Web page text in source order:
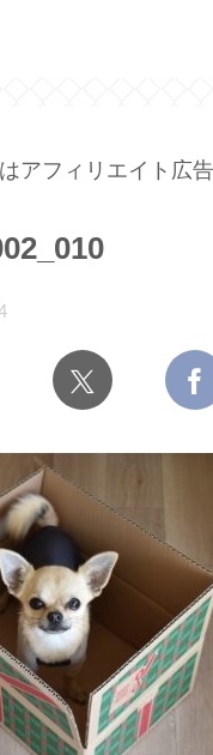
アフィリエイト広